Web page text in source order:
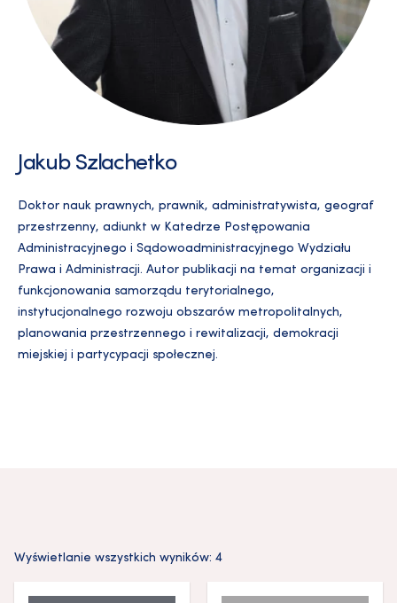
Jakub Szlachetko
Doktor nauk prawnych, prawnik, administratywista, geograf
przestrzenny, adiunkt w Katedrze Postępowania
Administracyjnego i Sądowoadministracyjnego Wydziału
Prawa i Administracji. Autor publikacji na temat organizacji i
funkcjonowania samorządu terytorialnego,
instytucjonalnego rozwoju obszarów metropolitalnych,
planowania przestrzennego i rewitalizacji, demokracji
miejskiej i partycypacji społecznej.
Wyświetlanie wszystkich wyników: 4